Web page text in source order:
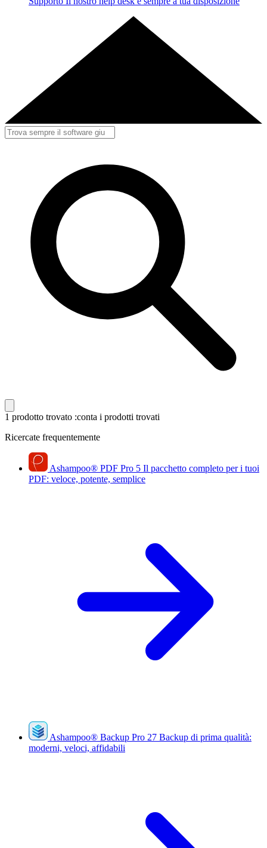
1 prodotto trovato :conta i prodotti trovati
Ricercate frequentemente
Ashampoo® PDF Pro 5 Il pacchetto completo per i tuoi
PDF: veloce, potente, semplice
Ashampoo® Backup Pro 27 Backup di prima qualità:
moderni, veloci, affidabili